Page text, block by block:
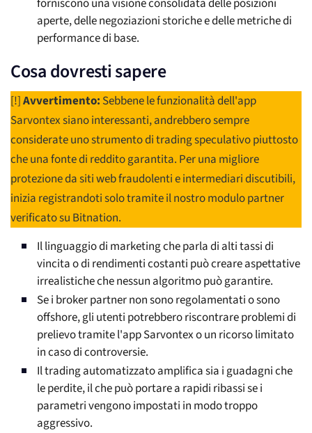
forniscono una visione consolidata delle posizioni
aperte, delle negoziazioni storiche e delle metriche di
performance di base.
Cosa dovresti sapere
[!]Avvertimento: Sebbene le funzionalità dell'app
Sarvontex siano interessanti, andrebbero sempre
considerate uno strumento di trading speculativo piuttosto
che una fonte di reddito garantita. Per una migliore
protezione da siti web fraudolenti e intermediari discutibili,
inizia registrandoti solo tramite il nostro modulo partner
verificato su Bitnation.
Il linguaggio di marketing che parla di alti tassi di
vincita o di rendimenti costanti può creare aspettative
irrealistiche che nessun algoritmo può garantire.
Se i broker partner non sono regolamentati o sono
offshore, gli utenti potrebbero riscontrare problemi di
prelievo tramite l'app Sarvontex o un ricorso limitato
in caso di controversie.
Il trading automatizzato amplifica sia i guadagni che
le perdite, il che può portare a rapidi ribassi se i
parametri vengono impostati in modo troppo
aggressivo.